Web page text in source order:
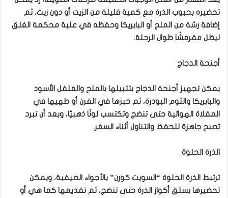
تحضيره بحبوب الذرة مع كمية قليلة من الزيت أو دون زيت، ثم
إضافة رشة من الملح أو البابريكا وحفظه في علبة محكمة الغلق
ليظل مقرمشًا طوال الرحلة.
أجنحة الدجاج
يمكن تجهيز أجنحة الدجاج بتتبيلها بالملح والفلفل الأسود
والبابريكا والثوم البودرة، ثم خبزها في الفرن أو طهيها في
المقلاة الهوائية حتى تنضج وتكتسب لونًا ذهبيًا، وبعد أن تبرد
تصبح جاهزة للحفظ والتناول أثناء السفر.
الذرة الحلوة
ترتبط الذرة الحلوة “السويت كورن” بالأجواء الصيفية، ويمكن
تحضيرها بسلق أكواز الذرة حتى تنضج، ثم تقديمها كما هي أو